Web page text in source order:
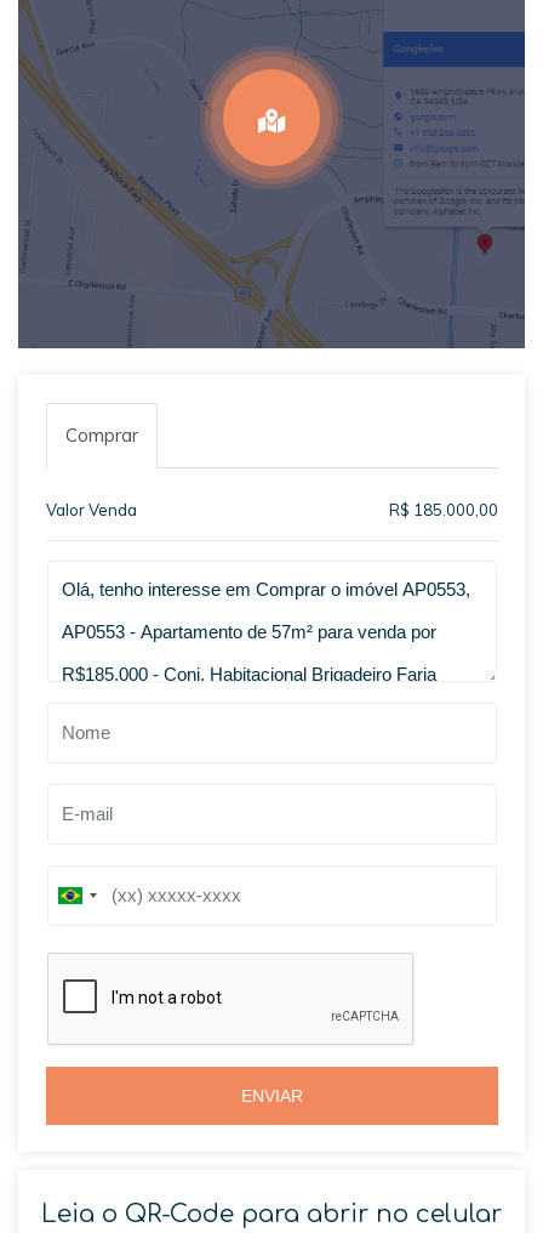
Comprar
Valor Venda R$ 185.000,00
B
i
5
5
ENVIAR
Leia o QR-Code para abrir no celular